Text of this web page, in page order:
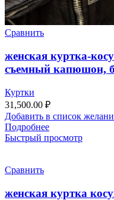
Сравнить
женская куртка-
съемный капюшон,
Куртки
31,500.00 ₽
Добавить в список
Подробнее
Быстрый просмотр
Сравнить
женская куртка